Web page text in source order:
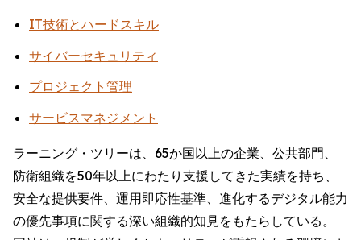
IT技術とハードスキル
サイバーセキュリティ
プロジェクト管理
サービスマネジメント
ラーニング・ツリーは、65か国以上の企業、公共部門、
防衛組織を50年以上にわたり支援してきた実績を持ち、
安全な提供要件、運用即応性基準、進化するデジタル能力
の優先事項に関する深い組織的知見をもたらしている。